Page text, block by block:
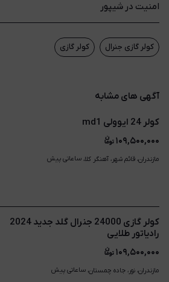
امنیت در شیپور
کولر گازی جنرال کولر گازی
آگهی های مشابه
کولر 24 ایوولی md1
۱۰۹,۵۰۰,۰۰۰
مازندران، قائم شهر، آهنگر کلا، ساعاتی پیش
کولر گازی 24000 جنرال گلد جدید 2024
رادیاتور طلایی
۱۰۹,۵۰۰,۰۰۰
مازندران، نور، جاده چمستان، ساعاتی پیش